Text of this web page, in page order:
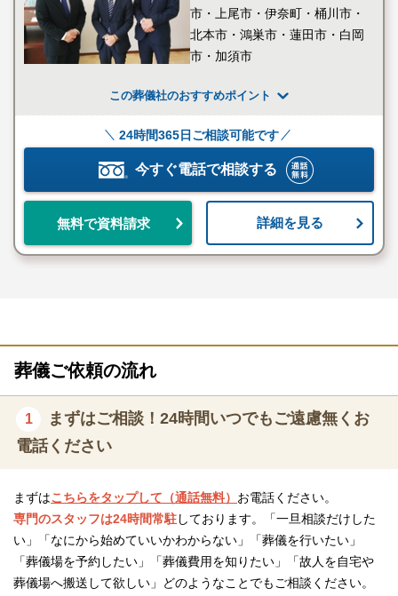
棺
故人様らしい棺のご提案のた
め、様々な素材・柄の棺を用意
しております
湯灌（おくり人）
湯灌では故人様のご遺体を清拭
し、故人様の身をお清めいたし
ます
プロの司会者がご遺族の代わり
に葬儀を進行いたします
多彩な材質や装飾を施した骨壺
の中からお選びいただけます
返礼品
タオルから和菓子まで、多彩な
車輌
しております
意しております
レンタル喪服・着付け
喪服のレンタルや着付けのサー
ビスを用意しております
市・上尾市・伊奈町・桶川市・
北本市・鴻巣市・蓮田市・白岡
市・加須市
この葬儀社のおすすめポイント
24時間365日ご相談可能です
今すぐ電話で相談する
無料で資料請求 詳細を見る
葬儀ご依頼の流れ
1
まずはご相談！24時間いつでもご遠慮無くお
電話ください
まずはこちらをタップして（通話無料） お電話ください。
専門のスタッフは24時間常駐しております。「一旦相談だけした
い」「なにから始めていいかわからない」「葬儀を行いたい」
「葬儀場を予約したい」「葬儀費用を知りたい」「故人を自宅や
葬儀場へ搬送して欲しい」どのようなことでもご相談ください。